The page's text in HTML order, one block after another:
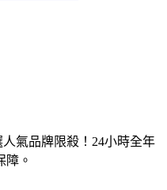
氣品牌限殺！24小時全年
障。